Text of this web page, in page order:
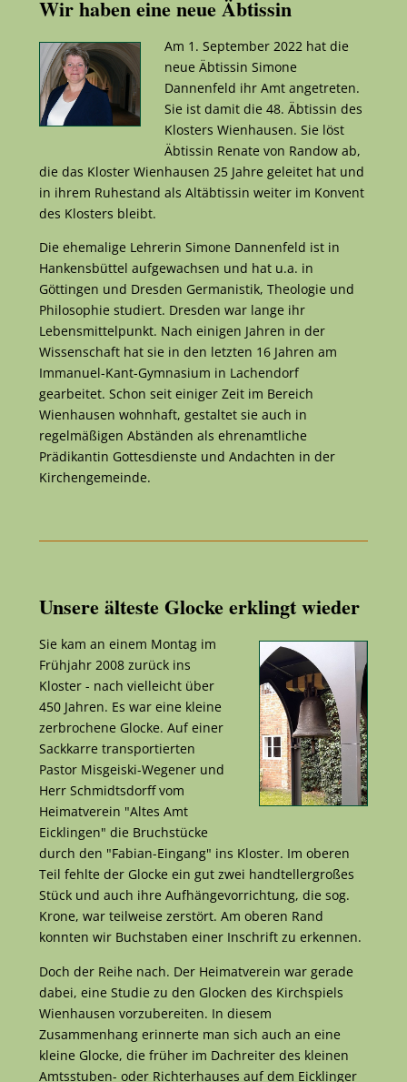
Wir haben eine neue Äbtissin
Am 1. September 2022 hat die
neue Äbtissin Simone
Dannenfeld ihr Amt angetreten.
Sie ist damit die 48. Äbtissin des
Klosters Wienhausen. Sie löst
Äbtissin Renate von Randow ab,
die das Kloster Wienhausen 25 Jahre geleitet hat und
in ihrem Ruhestand als Altäbtissin weiter im Konvent
des Klosters bleibt.
Die ehemalige Lehrerin Simone Dannenfeld ist in
Hankensbüttel aufgewachsen und hat u.a. in
Göttingen und Dresden Germanistik, Theologie und
Philosophie studiert. Dresden war lange ihr
Lebensmittelpunkt. Nach einigen Jahren in der
Wissenschaft hat sie in den letzten 16 Jahren am
Immanuel-Kant-Gymnasium in Lachendorf
gearbeitet. Schon seit einiger Zeit im Bereich
Wienhausen wohnhaft, gestaltet sie auch in
regelmäßigen Abständen als ehrenamtliche
Prädikantin Gottesdienste und Andachten in der
Kirchengemeinde.
Unsere älteste Glocke erklingt wieder
Sie kam an einem Montag im
Frühjahr 2008 zurück ins
Kloster - nach vielleicht über
450 Jahren. Es war eine kleine
zerbrochene Glocke. Auf einer
Sackkarre transportierten
Pastor Misgeiski-Wegener und
Herr Schmidtsdorff vom
Heimatverein "Altes Amt
Eicklingen" die Bruchstücke
durch den "Fabian-Eingang" ins Kloster. Im oberen
Teil fehlte der Glocke ein gut zwei handtellergroßes
Stück und auch ihre Aufhängevorrichtung, die sog.
Krone, war teilweise zerstört. Am oberen Rand
konnten wir Buchstaben einer Inschrift zu erkennen.
Doch der Reihe nach. Der Heimatverein war gerade
dabei, eine Studie zu den Glocken des Kirchspiels
Wienhausen vorzubereiten. In diesem
Zusammenhang erinnerte man sich auch an eine
kleine Glocke, die früher im Dachreiter des kleinen
Amtsstuben- oder Richterhauses auf dem Eicklinger